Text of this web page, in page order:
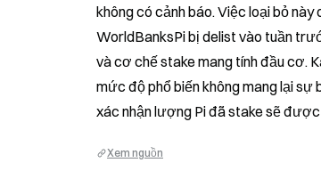
không có cảnh báo. Việc loại bỏ
WorldBanksPi bị delist vào tuần
và cơ chế stake mang tính đầu cơ.
mức độ phổ biến không mang lại sự
xác nhận lượng Pi đã stake sẽ
Xem nguồn